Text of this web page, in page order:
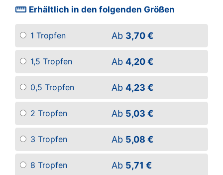
straighten Erhältlich in den folgenden Größen
1 Tropfen Ab 3,70 €
1,5 Tropfen Ab 4,20 €
0,5 Tropfen Ab 4,23 €
2 Tropfen Ab 5,03 €
3 Tropfen Ab 5,08 €
8 Tropfen Ab 5,71 €